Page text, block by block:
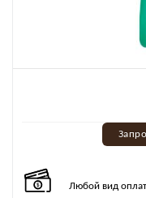
Любой вид